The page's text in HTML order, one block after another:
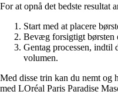
For at opnå det bedste resultat
Start med at placere
Bevæg forsigtigt børsten
Gentag processen, indtil
volumen.
Med disse trin kan du nemt og
med LOréal Paris Paradise